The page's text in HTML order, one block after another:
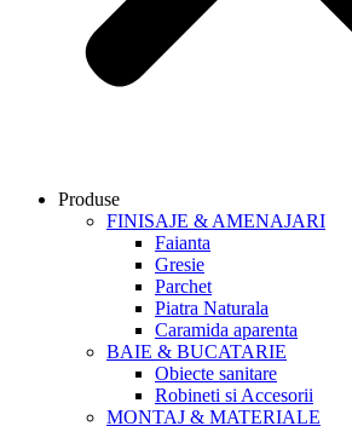
Produse
FINISAJE & AMENAJARI
Faianta
Gresie
Parchet
Piatra Naturala
Caramida aparenta
BAIE & BUCATARIE
Obiecte sanitare
Robineti si Accesorii
MONTAJ & MATERIALE